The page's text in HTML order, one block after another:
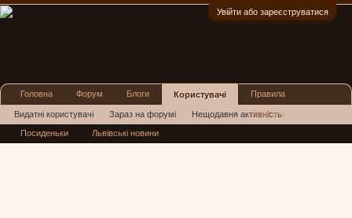
Увійти або зареєструватися
Головна Форум Блоги Користувачі
Видатні користувачі Зараз на форумі Нещодавня активність
Нові повідомлення профілю
Правила
Реклама
Посиденьки Львівські новини